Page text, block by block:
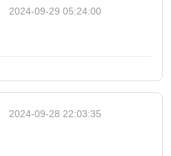
2024-09-29 05:24:00
2024-09-28 22:03:35